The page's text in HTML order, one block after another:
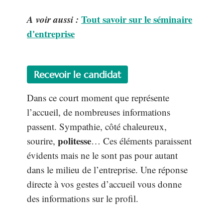
A voir aussi : Tout savoir sur le séminaire
d'entreprise
Recevoir le candidat
Dans ce court moment que représente
l’accueil, de nombreuses informations
passent. Sympathie, côté chaleureux,
sourire, politesse… Ces éléments paraissent
évidents mais ne le sont pas pour autant
dans le milieu de l’entreprise. Une réponse
directe à vos gestes d’accueil vous donne
des informations sur le profil.